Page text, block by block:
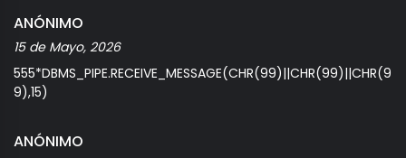
ANÓNIMO
15 de Mayo, 2026
555*DBMS_PIPE.RECEIVE_MESSAGE(CHR(99)||CHR(99)||CHR(9
9),15)
ANÓNIMO